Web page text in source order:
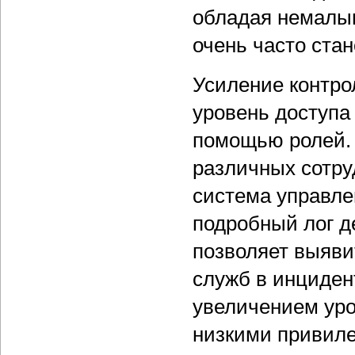
обладая
очень часто
Усиление
уровень
помощью ролей.
различных
система
подробный лог
позволяет
служб в
увеличением
низкими